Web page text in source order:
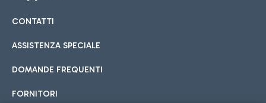
Cucina Internazionale
Hotel in aeroporto
Scegli l'alloggio più adatto e approfitta della vicinanza
Car sharing
Con il Car Sharing è ancora più facile spostarsi
CONTATTI
ASSISTENZA SPECIALE
DOMANDE FREQUENTI
FORNITORI